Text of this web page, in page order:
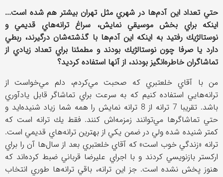
حتي تعداد اين آدم‌ها در شهري مثل تهران بيشتر هم شده است...
اينكه براي بخش موسيقي نمايش، سراغ ترانه‌هاي قديمي و
نوستالژيك رفتيد به اينكه اين آدم‌ها با گذشته‌شان درگيرند، ربطي
دارد يا صرفا چون نوستالژيك بودند و مطمئنا براي تعداد زيادي از
تماشاگران خاطره‌انگيز بودند، از آنها استفاده كرديد؟
من با آقاي خلعتبري كه صحبت مي‌كردم، ‌دلم مي‌خواست از
ترانه‌هايي استفاده كنيم كه به سرعت براي تماشاگر قابل يادآوري
باشد. تقريبا 7 ترانه از 8 ترانه نمايش را همه شما زياد شنيده‌ايد و
حتي تماشاگرها مي‌توانند زمزمه‌اش كنند. فقط يك ترانه است كه
كمتر شنيده شده ولي در ضمن يكي از بهترين ترانه‌هاي قديمي است.
ترانه «زندگي خوب است» كه آقاي خلعتبري بعد از سال‌ها آن را براي
اركستر بازنويسي كردند و با اجراي عليرضا قرباني ضبط كرده‌اند كه
هنوز پخش نشده است. جز اين ترانه، باقي ترانه‌ها طوري انتخاب